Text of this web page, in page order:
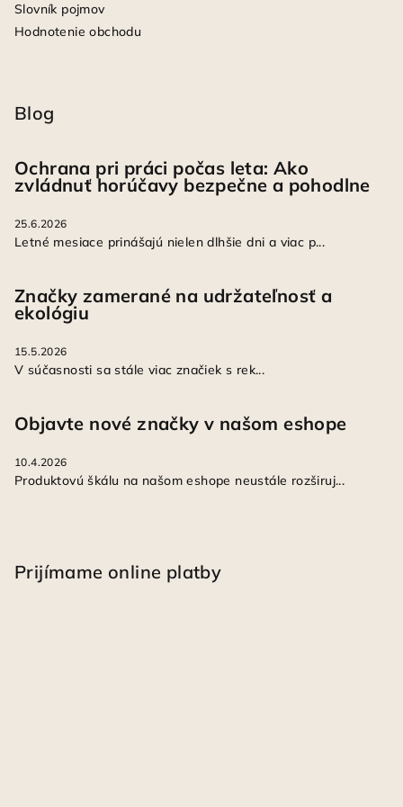
Slovník pojmov
Hodnotenie obchodu
Blog
Ochrana pri práci počas leta: Ako
zvládnuť horúčavy bezpečne a pohodlne
25.6.2026
Letné mesiace prinášajú nielen dlhšie dni a viac p...
Značky zamerané na udržateľnosť a
ekológiu
15.5.2026
V súčasnosti sa stále viac značiek s rek...
Objavte nové značky v našom eshope
10.4.2026
Produktovú škálu na našom eshope neustále rozširuj...
Prijímame online platby